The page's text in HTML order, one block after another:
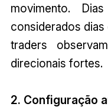
movimento.
considerados
traders
direcionais fortes.
2. Configuração